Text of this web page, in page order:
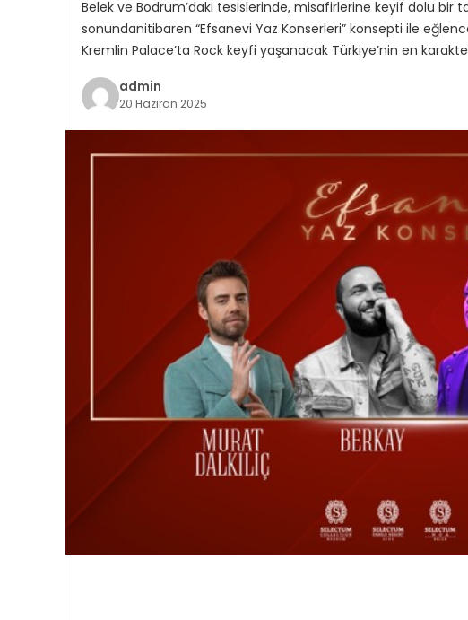
Belek ve Bodrum’daki tesislerinde, misafirlerine keyif dolu bir
sonundanitibaren “Efsanevi Yaz Konserleri” konsepti ile
Kremlin Palace’ta Rock keyfi yaşanacak Türkiye’nin en
admin
20 Haziran 2025